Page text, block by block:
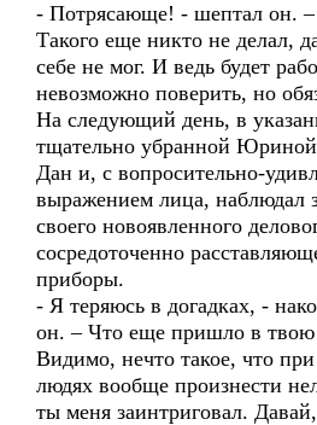
- Потрясающе! - шептал он.
Такого еще никто не делал,
себе не мог. И ведь будет
невозможно поверить, но
На следующий день, в
тщательно убранной Юриной
Дан и, с вопросительно-
выражением лица, наблюдал
своего новоявленного
сосредоточенно
приборы.
- Я теряюсь в догадках, -
он. – Что еще пришло в твою
Видимо, нечто такое, что
людях вообще произнести
ты меня заинтриговал.